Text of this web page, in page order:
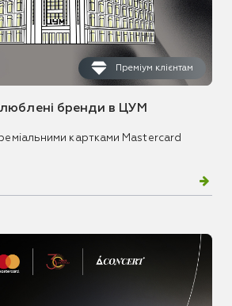
Преміум клієнтам
бренди в ЦУМ
картками Mastercard